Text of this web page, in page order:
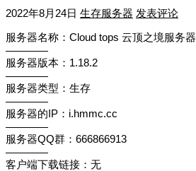
2022年8月24日 生存服务器 发表评论
服务器名称：Cloud tops 云顶之境服务器
————
服务器版本：1.18.2
————
服务器类型：生存
————
服务器的IP：i.hmmc.cc
————
服务器QQ群：666866913
————
客户端下载链接：无